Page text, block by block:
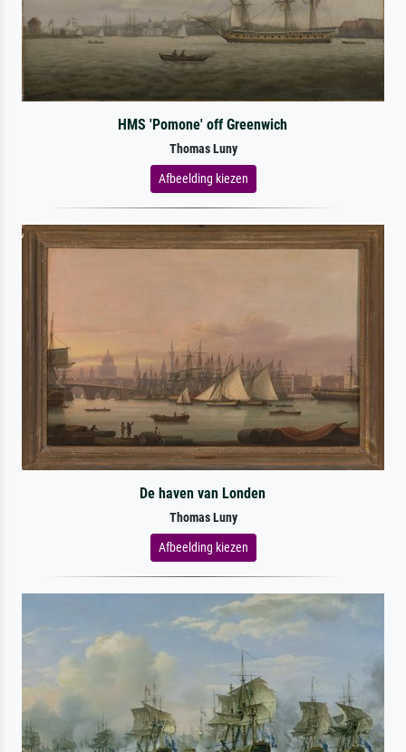
HMS 'Pomone' off Greenwich
Thomas Luny
Afbeelding kiezen
De haven van Londen
Thomas Luny
Afbeelding kiezen